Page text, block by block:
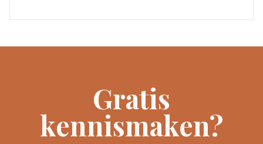
Gratis
kennismaken?